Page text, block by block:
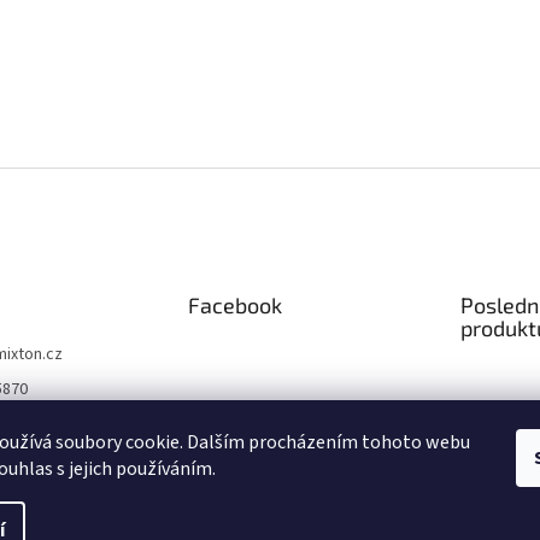
soubory cookie. Dalším procházením tohoto webu
s jejich používáním.
na facebooku
Facebook